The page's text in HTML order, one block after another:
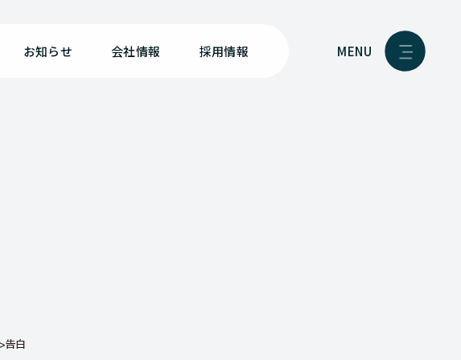
お知らせ 会社情報 採用情報 MENU
告白